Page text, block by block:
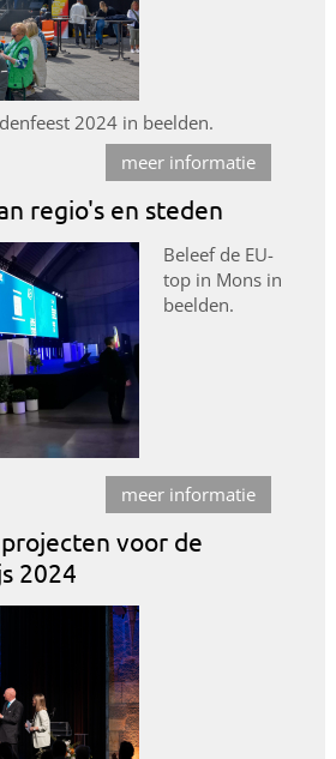
2024 in beelden.
meer informatie
regio's en steden
Beleef de EU-
top in Mons in
beelden.
meer informatie
voor de
2024